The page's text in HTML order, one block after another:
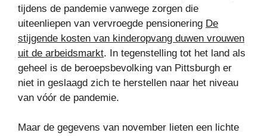
tijdens de pandemie vanwege zorgen die
uiteenliepen van vervroegde pensionering De
stijgende kosten van kinderopvang duwen vrouwen
uit de arbeidsmarkt. In tegenstelling tot het land als
geheel is de beroepsbevolking van Pittsburgh er
niet in geslaagd zich te herstellen naar het niveau
van vóór de pandemie.
Maar de gegevens van november lieten een lichte